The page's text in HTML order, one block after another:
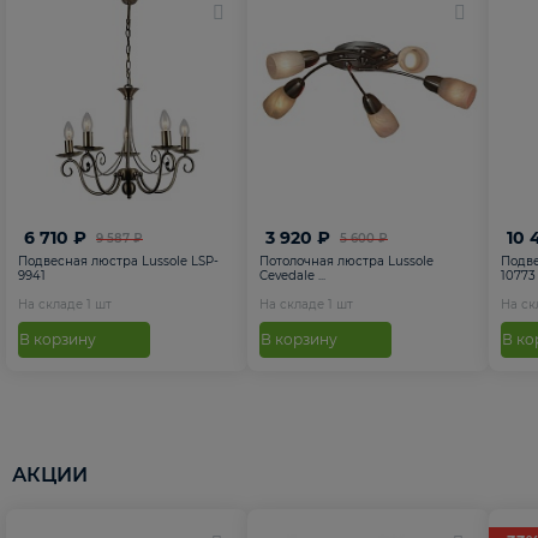
9 587 ₽
6 710 ₽
Подвесная люстра Lussole LSP-
9941
На складе 1 шт
В корзину
5 600 ₽
3 920 ₽
Потолочная люстра Lussole
Cevedale ...
На складе 1 шт
В корзину
10
10773
На
В
АКЦИИ